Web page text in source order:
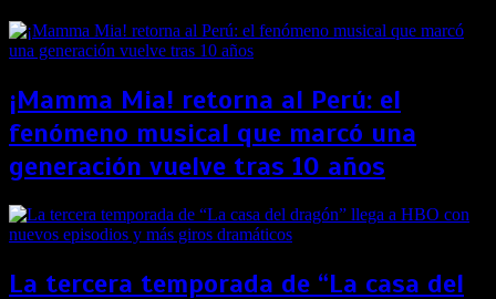
¡Mamma Mia! retorna al Perú: el
fenómeno musical que marcó una
generación vuelve tras 10 años
La tercera temporada de “La casa del